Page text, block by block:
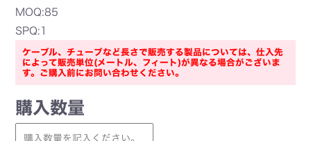
MOQ:85
SPQ:1
ケーブル、チューブなど長さで販売する製品については、仕入先
によって販売単位(メートル、フィート)が異なる場合がございま
す。ご購入前にお問い合わせください。
購入数量